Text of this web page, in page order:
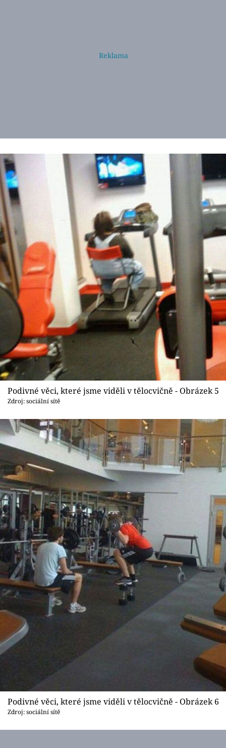
Podivné věci, které jsme viděli v tělocvičně - Obrázek 5
Zdroj: sociální sítě
Podivné věci, které jsme viděli v tělocvičně - Obrázek 6
Zdroj: sociální sítě